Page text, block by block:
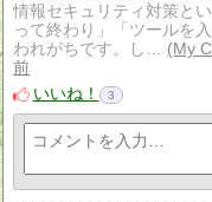
情報セキュリティ対策と
って終わり」「ツールを
われがちです。し…
My
前
いいね！
3